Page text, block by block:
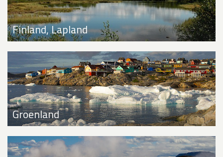
Finland, Lapland
Groenland